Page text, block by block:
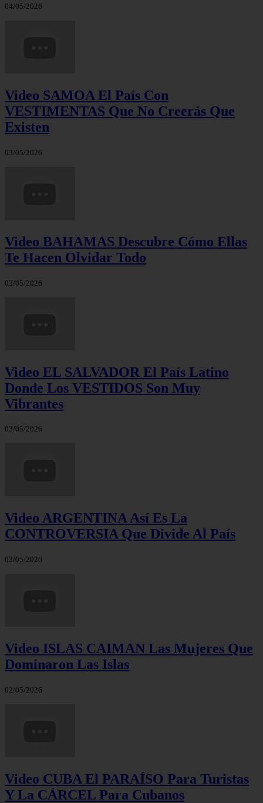
04/05/2026
Video SAMOA El País Con
VESTIMENTAS Que No Creerás Que
Existen
03/05/2026
Video BAHAMAS Descubre Cómo Ellas
Te Hacen Olvidar Todo
03/05/2026
Video EL SALVADOR El País Latino
Donde Los VESTIDOS Son Muy
Vibrantes
03/05/2026
Video ARGENTINA Así Es La
CONTROVERSIA Que Divide Al País
03/05/2026
Video ISLAS CAIMAN Las Mujeres Que
Dominaron Las Islas
02/05/2026
Video CUBA El PARAÍSO Para Turistas
Y La CÁRCEL Para Cubanos